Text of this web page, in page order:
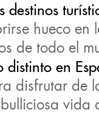
destinos
hueco en
de todo el
distinto en
disfrutar de
vida